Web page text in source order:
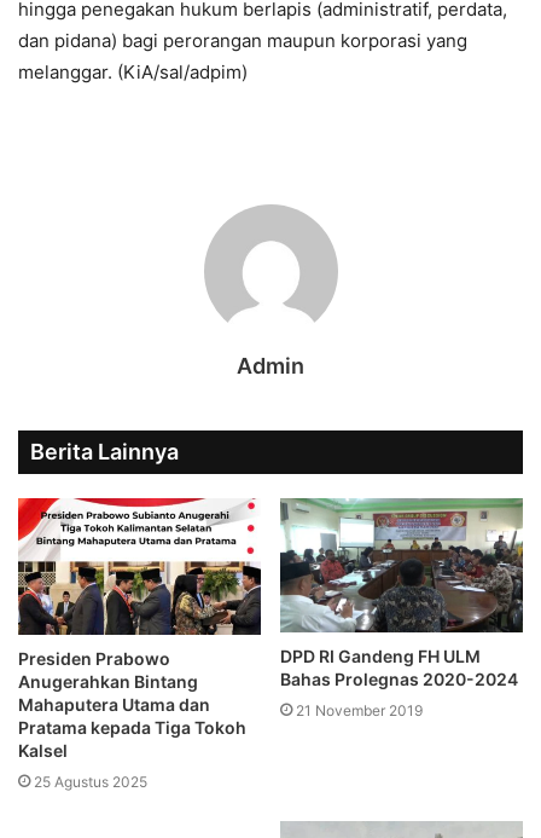
hingga penegakan hukum berlapis (administratif, perdata,
dan pidana) bagi perorangan maupun korporasi yang
melanggar. (KiA/sal/adpim)
Admin
Berita Lainnya
Presiden Prabowo
Anugerahkan Bintang
Mahaputera Utama dan
Pratama kepada Tiga Tokoh
Kalsel
25 Agustus 2025
DPD RI Gandeng FH ULM
Bahas Prolegnas 2020-2024
21 November 2019